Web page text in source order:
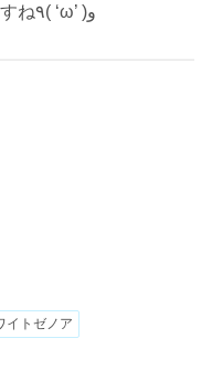
また変化があったらレポートしますね٩( ‘ω’ )و
イトゼノア